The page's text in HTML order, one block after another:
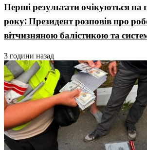
Перші результати очікуються на
року: Президент розповів про
вітчизняною балістикою та
3 години назад